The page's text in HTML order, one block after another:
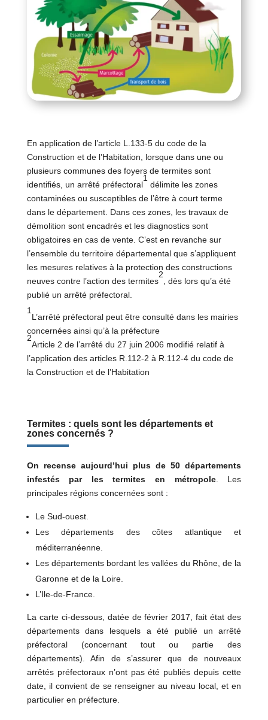
En application de l’article L.133-5 du code de la
Construction et de l’Habitation, lorsque dans une ou
plusieurs communes des foyers de termites sont
identifiés, un arrêté préfectoral
1
délimite les zones
contaminées ou susceptibles de l’être à court terme
dans le département. Dans ces zones, les travaux de
démolition sont encadrés et les diagnostics sont
obligatoires en cas de vente. C’est en revanche sur
l’ensemble du territoire départemental que s’appliquent
les mesures relatives à la protection des constructions
neuves contre l’action des termites
2
, dès lors qu’a été
publié un arrêté préfectoral.
1
L’arrêté préfectoral peut être consulté dans les mairies
concernées ainsi qu’à la préfecture
2
Article 2 de l’arrêté du 27 juin 2006 modifié relatif à
l’application des articles R.112-2 à R.112-4 du code de
la Construction et de l’Habitation
Termites : quels sont les départements et
zones concernés ?
On recense aujourd’hui plus de 50 départements
infestés par les termites en métropole. Les
principales régions concernées sont :
Le Sud-ouest.
Les départements des côtes atlantique et
méditerranéenne.
Les départements bordant les vallées du Rhône, de la
Garonne et de la Loire.
L’Ile-de-France.
La carte ci-dessous, datée de février 2017, fait état des
départements dans lesquels a été publié un arrêté
préfectoral (concernant tout ou partie des
départements). Afin de s’assurer que de nouveaux
arrêtés préfectoraux n’ont pas été publiés depuis cette
date, il convient de se renseigner au niveau local, et en
particulier en préfecture.